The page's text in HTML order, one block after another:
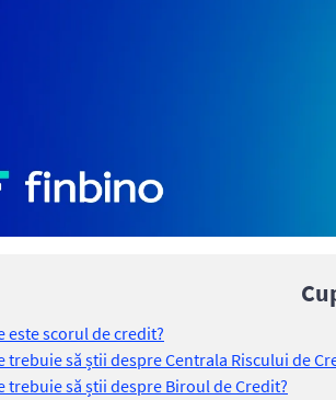
este scorul de credit?
trebuie să știi despre Centrala Riscului de
trebuie să știi despre Biroul de Credit?